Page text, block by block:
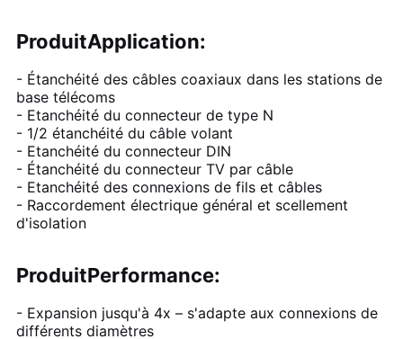
ProduitApplication:
- Étanchéité des câbles coaxiaux dans les stations de
base télécoms
- Etanchéité du connecteur de type N
- 1/2 étanchéité du câble volant
- Etanchéité du connecteur DIN
- Étanchéité du connecteur TV par câble
- Etanchéité des connexions de fils et câbles
- Raccordement électrique général et scellement
d'isolation
ProduitPerformance:
- Expansion jusqu'à 4x – s'adapte aux connexions de
différents diamètres